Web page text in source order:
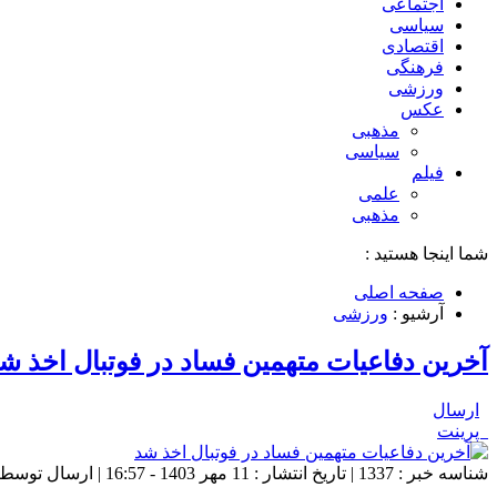
اجتماعی
سیاسی
اقتصادی
فرهنگی
ورزشی
عکس
مذهبی
سیاسی
فیلم
علمی
مذهبی
شما اینجا هستید :
صفحه اصلی
آرشیو : ورزشی
آخرین دفاعیات متهمین فساد در فوتبال اخذ
ارسال
پرینت
شناسه خبر : 1337 | تاریخ انتشار : 11 مهر 1403 - 16:57 | ارسال توسط :